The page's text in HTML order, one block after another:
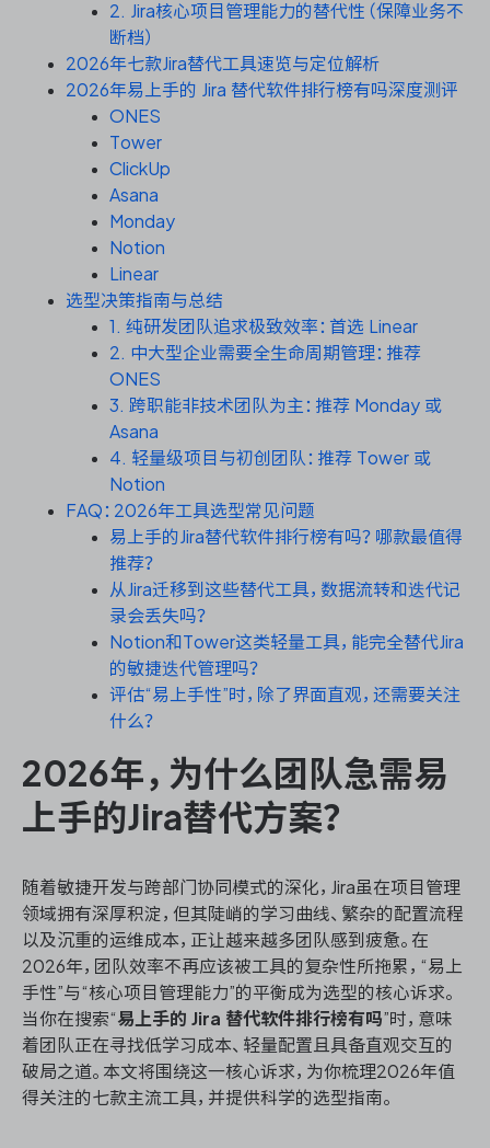
资源和工时管理
服务台和工单管理
IPD 研发管理
ASPICE 研发管理
2. Jira核心项目管理能力的替代性（保障业务不
断档）
2026年七款Jira替代工具速览与定位解析
2026年易上手的 Jira 替代软件排行榜有吗深度测评
ONES
Tower
ClickUp
Asana
Monday
Notion
Linear
选型决策指南与总结
1. 纯研发团队追求极致效率：首选 Linear
2. 中大型企业需要全生命周期管理：推荐
ONES
3. 跨职能非技术团队为主：推荐 Monday 或
Asana
4. 轻量级项目与初创团队：推荐 Tower 或
Notion
FAQ：2026年工具选型常见问题
易上手的Jira替代软件排行榜有吗？哪款最值得
推荐？
从Jira迁移到这些替代工具，数据流转和迭代记
录会丢失吗？
Notion和Tower这类轻量工具，能完全替代Jira
的敏捷迭代管理吗？
评估“易上手性”时，除了界面直观，还需要关注
什么？
2026年，为什么团队急需易
上手的Jira替代方案？
随着敏捷开发与跨部门协同模式的深化，Jira虽在项目管理
领域拥有深厚积淀，但其陡峭的学习曲线、繁杂的配置流程
以及沉重的运维成本，正让越来越多团队感到疲惫。在
2026年，团队效率不再应该被工具的复杂性所拖累，“易上
手性”与“核心项目管理能力”的平衡成为选型的核心诉求。
当你在搜索“易上手的 Jira 替代软件排行榜有吗”时，意味
着团队正在寻找低学习成本、轻量配置且具备直观交互的
破局之道。本文将围绕这一核心诉求，为你梳理2026年值
得关注的七款主流工具，并提供科学的选型指南。